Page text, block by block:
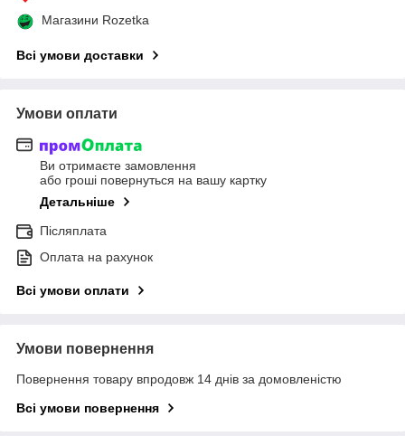
Магазини Rozetka
Всі умови доставки
Умови оплати
Ви отримаєте замовлення
або гроші повернуться на вашу картку
Детальніше
Післяплата
Оплата на рахунок
Всі умови оплати
Умови повернення
Повернення товару впродовж 14 днів за домовленістю
Всі умови повернення